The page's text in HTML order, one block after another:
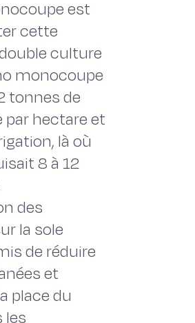
est
cette
culture
monocoupe
tonnes de
hectare et
là où
8 à 12
des
la sole
de réduire
et
place du
les